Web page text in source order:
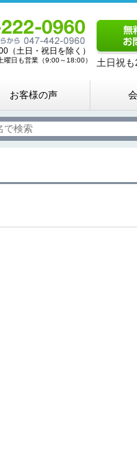
（土日・祝日を除く）
日も営業（9:00～18:00） 土日祝も
お客様の声